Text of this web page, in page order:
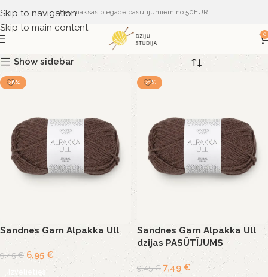
Skip to navigation
Skip to main content
Bezmaksas piegāde pasūtījumiem no 50EUR
0
Show sidebar
-26%
Sandnes Garn Alpakka Ull
9,45€ 6,95 €
Izvēlieties
-21%
Sandnes Garn Alpakka Ull
dzijas PASŪTĪJUMS
9,45€ 7,49 €